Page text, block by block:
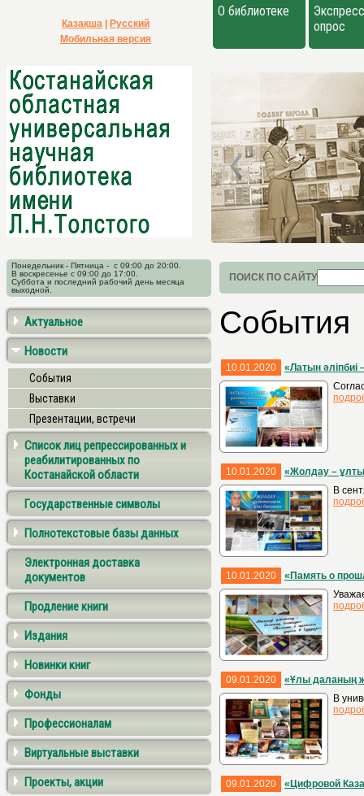
Қазақша
Русский
Мобильная версия
О библиотеке
опрос
Понедельник - Пятница - с 09:00 до 20:00.
В воскресенье с 09:00 до 17:00.
Суббота и последний рабочий день месяца
выходной.
ПОИСК ПО САЙТУ
Актуальное
Новости
События
Выставки
Презентации, встречи
Список лиц репрессированных и
реабилитированных по
Костанайской области
Государственные символы
Полнотекстовые базы данных
Электронная доставка
документов
Продление книги
Издания
Новинки книг
Фонды
Профессионалам
Виртуальные выставки
Проекты, акции
События
10.01.2020
«Латын
10.01.2020
«Жолдау –
В
10.01.2020
«Память о
09.01.2020
«Ұлы даланың
В
09.01.2020
«Цифровой